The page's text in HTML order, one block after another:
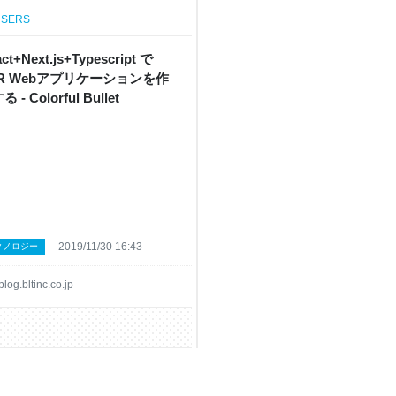
で
Webアプリケーションを作
る - Colorful Bullet
ノロジー 2019/11/30 16:43